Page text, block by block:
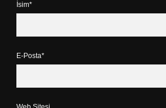
İsim*
E-Posta*